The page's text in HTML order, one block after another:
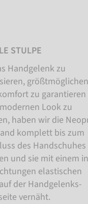
STULPE
Handgelenk zu
größtmöglichen
zu
Look zu
haben wir die
komplett bis zum
des Handschuhes
und sie mit einem in
elastischen
der Handgelenks-
vernäht.